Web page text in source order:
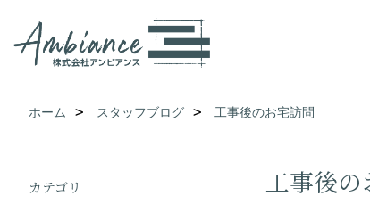
ホーム スタッフブログ 工事後のお宅訪問
工事後の
カテゴリ